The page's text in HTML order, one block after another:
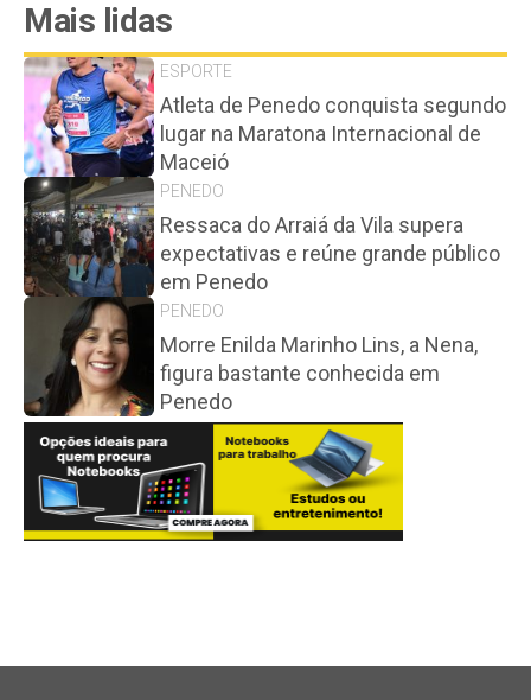
Mais lidas
ESPORTE
Atleta de Penedo conquista segundo
lugar na Maratona Internacional de
Maceió
PENEDO
Ressaca do Arraiá da Vila supera
expectativas e reúne grande público
em Penedo
PENEDO
Morre Enilda Marinho Lins, a Nena,
figura bastante conhecida em
Penedo